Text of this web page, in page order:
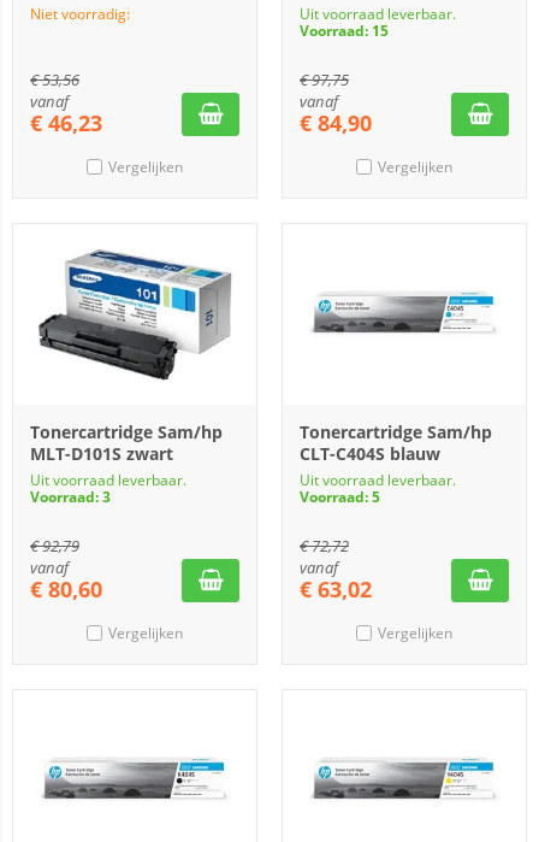
Niet voorradig:
€53,56
vanaf
€ 46,23
Vergelijken
Uit voorraad leverbaar.
Voorraad: 15
€97,75
vanaf
€ 84,90
Vergelijken
Tonercartridge Sam/hp
MLT-D101S zwart
Uit voorraad leverbaar.
Voorraad: 3
€92,79
vanaf
€ 80,60
Vergelijken
Tonercartridge Sam/hp
CLT-C404S blauw
Uit voorraad leverbaar.
Voorraad: 5
€72,72
vanaf
€ 63,02
Vergelijken